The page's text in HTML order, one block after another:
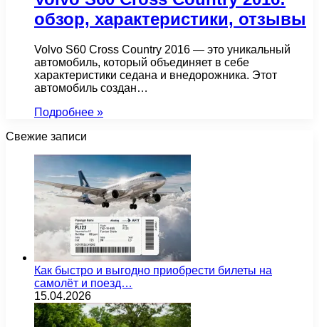
обзор, характеристики, отзывы
Volvo S60 Cross Country 2016 — это уникальный
автомобиль, который объединяет в себе
характеристики седана и внедорожника. Этот
автомобиль создан…
Подробнее »
Свежие записи
Как быстро и выгодно приобрести билеты на
самолёт и поезд…
15.04.2026